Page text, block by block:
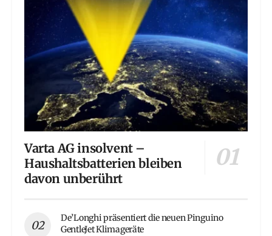
Varta AG insolvent –
Haushaltsbatterien bleiben
davon unberührt
De’Longhi präsentiert die neuen Pinguino
GentleJet Klimageräte